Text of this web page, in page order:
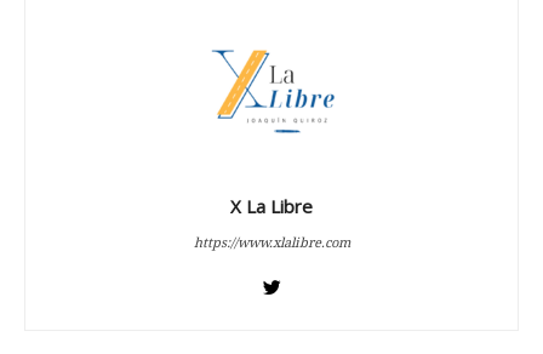
X La Libre
https://www.xlalibre.com